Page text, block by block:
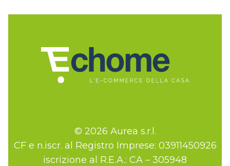
© 2026 Aurea s.r.l.
CF e n.iscr. al Registro Imprese: 03911450926
iscrizione al R.E.A.: CA – 305948